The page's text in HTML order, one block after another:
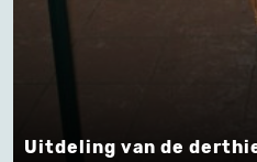
Uitdeling van de